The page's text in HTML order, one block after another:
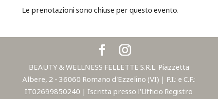
Le prenotazioni sono chiuse per questo evento.
BEAUTY & WELLNESS FELLETTE S.R.L. Piazzetta
Albere, 2 - 36060 Romano d'Ezzelino (VI) | P.I.: e C.F.:
IT02699850240 | Iscritta presso l'Ufficio Registro